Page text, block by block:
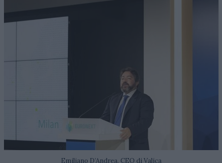
Emiliano D’Andrea, CEO di Valica